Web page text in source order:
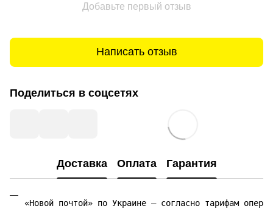
Добавьте первый отзыв
Написать отзыв
Поделиться в соцсетях
Доставка Оплата Гарантия
«Новой почтой» по Украине — согласно тарифам